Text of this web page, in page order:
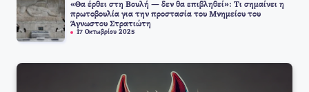
«Θα έρθει στη Βουλή — δεν θα επιβληθεί»: Τι σημαίνει η
πρωτοβουλία για την προστασία του Μνημείου του
Άγνωστου Στρατιώτη
17 Οκτωβρίου 2025